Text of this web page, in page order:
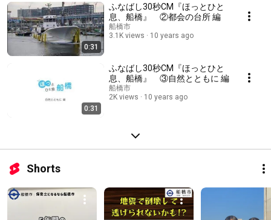
0:31
ふなばし30秒CM『ほっとひと
息、船橋』 ②都会の台所 編
船橋市
3.1K views
10 years ago
0:31
ふなばし30秒CM『ほっとひと
息、船橋』 ③自然とともに 編
船橋市
2K views
10 years ago
Shorts